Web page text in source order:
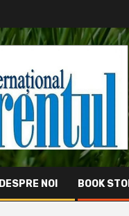
DESPRE NOI BOOK